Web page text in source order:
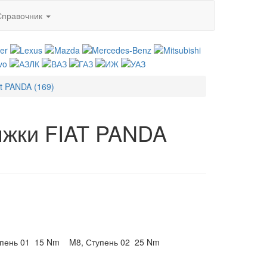
PANDA (169)
FIAT PANDA
01 15 Nm M8, Ступень 02 25 Nm